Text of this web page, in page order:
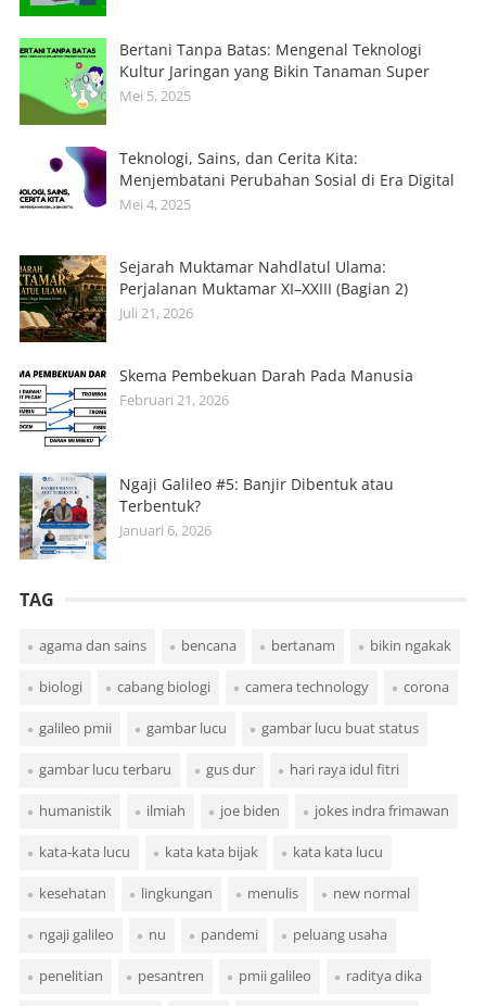
Bertani Tanpa Batas: Mengenal Teknologi
Kultur Jaringan yang Bikin Tanaman Super
Mei 5, 2025
Teknologi, Sains, dan Cerita Kita:
Menjembatani Perubahan Sosial di Era Digital
Mei 4, 2025
Sejarah Muktamar Nahdlatul Ulama:
Perjalanan Muktamar XI–XXIII (Bagian 2)
Juli 21, 2026
Skema Pembekuan Darah Pada Manusia
Februari 21, 2026
Ngaji Galileo #5: Banjir Dibentuk atau
Terbentuk?
Januari 6, 2026
TAG
agama dan sains bencana bertanam bikin ngakak
biologi cabang biologi camera technology corona
galileo pmii gambar lucu gambar lucu buat status
gambar lucu terbaru gus dur hari raya idul fitri
humanistik ilmiah joe biden jokes indra frimawan
kata-kata lucu kata kata bijak kata kata lucu
kesehatan lingkungan menulis new normal
ngaji galileo nu pandemi peluang usaha
penelitian pesantren pmii galileo raditya dika